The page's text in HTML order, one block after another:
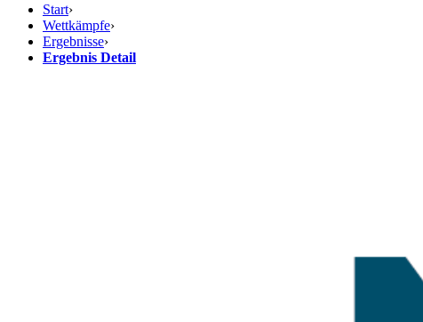
Start›
Wettkämpfe›
Ergebnisse›
Ergebnis Detail